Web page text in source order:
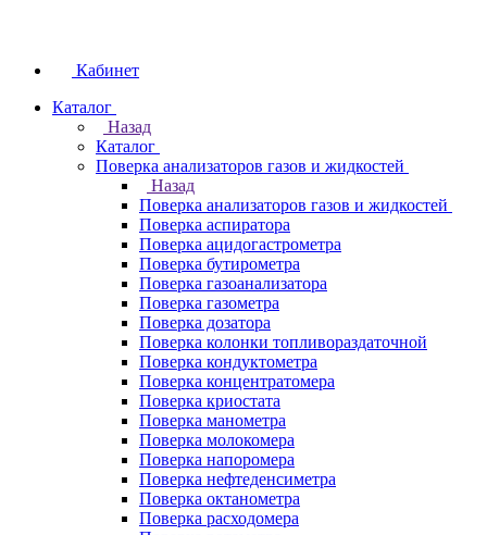
Кабинет
Каталог
Назад
Каталог
Поверка анализаторов газов и жидкостей
Назад
Поверка анализаторов газов и жидкостей
Поверка аспиратора
Поверка ацидогастрометра
Поверка бутирометра
Поверка газоанализатора
Поверка газометра
Поверка дозатора
Поверка колонки топливораздаточной
Поверка кондуктометра
Поверка концентратомера
Поверка криостата
Поверка манометра
Поверка молокомера
Поверка напоромера
Поверка нефтеденсиметра
Поверка октанометра
Поверка расходомера